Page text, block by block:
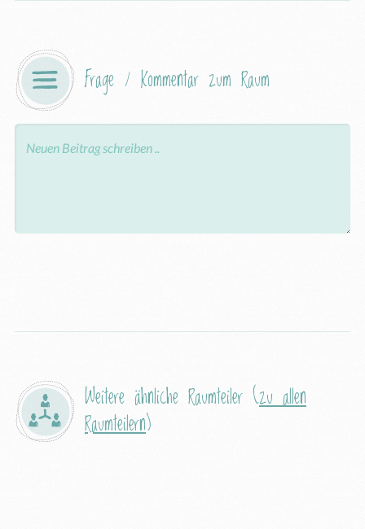
Frage / Kommentar zum Raum
Weitere ähnliche Raumteiler (zu allen
Raumteilern)